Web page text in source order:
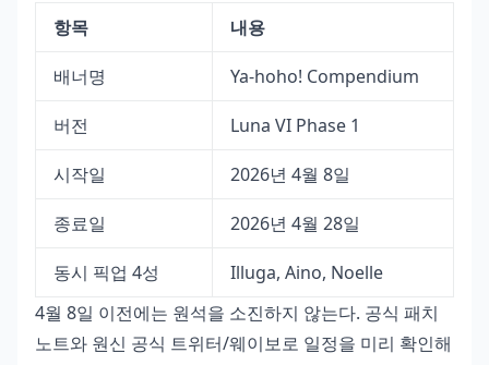
항목
내용
배너명 Ya-hoho! Compendium
버전 Luna VI Phase 1
시작일 2026년 4월 8일
종료일 2026년 4월 28일
동시 픽업 4성
Illuga, Aino, Noelle
4월 8일 이전에는 원석을 소진하지 않는다. 공식 패치
노트와 원신 공식 트위터/웨이보로 일정을 미리 확인해